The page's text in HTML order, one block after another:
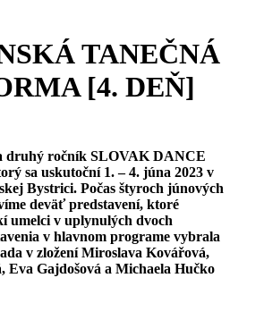
TANEČNÁ
[4. DEŇ]
druhý ročník SLOVAK DANCE
sa uskutoční 1. – 4. júna 2023 v
Bystrici. Počas štyroch júnových
deväť predstavení, ktoré
umelci v uplynulých dvoch
v hlavnom programe vybrala
v zložení Miroslava Kovářová,
Eva Gajdošová a Michaela Hučko